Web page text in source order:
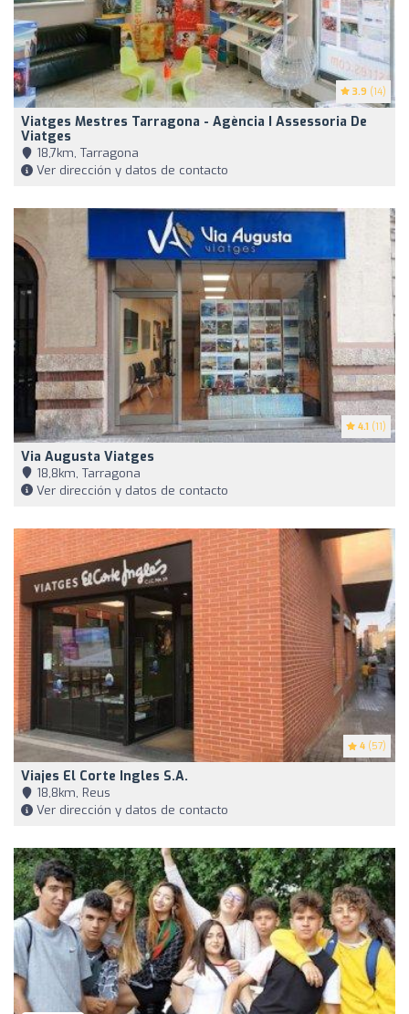
3.9 (14)
Viatges Mestres Tarragona - Agència I Assessoria De
Viatges
18,7km, Tarragona
Ver dirección y datos de contacto
4.1 (11)
Via Augusta Viatges
18,8km, Tarragona
Ver dirección y datos de contacto
4 (57)
Viajes El Corte Ingles S.A.
18,8km, Reus
Ver dirección y datos de contacto